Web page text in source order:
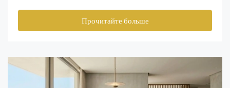
Прочитайте больше